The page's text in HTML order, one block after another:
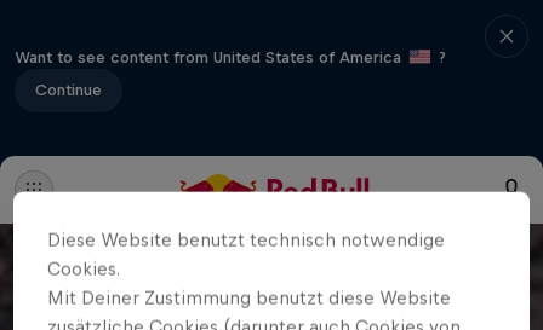
Want to see content from United States of America
?
Continue
Diese Website benutzt technisch notwendige
Cookies.
Mit Deiner Zustimmung benutzt diese Website